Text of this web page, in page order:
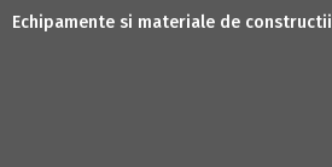
Echipamente si materiale de constructii